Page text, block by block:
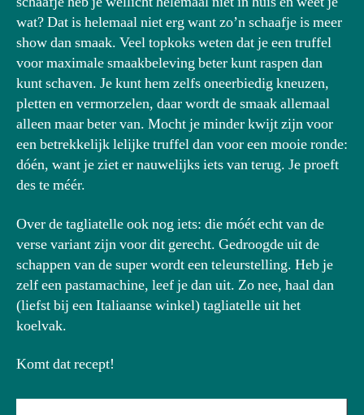
wat? Dat is helemaal niet erg want zo’n schaafje is meer
show dan smaak. Veel topkoks weten dat je een truffel
voor maximale smaakbeleving beter kunt raspen dan
kunt schaven. Je kunt hem zelfs oneerbiedig kneuzen,
pletten en vermorzelen, daar wordt de smaak allemaal
alleen maar beter van. Mocht je minder kwijt zijn voor
een betrekkelijk lelijke truffel dan voor een mooie ronde:
dóén, want je ziet er nauwelijks iets van terug. Je proeft
des te méér.
Over de tagliatelle ook nog iets: die móét echt van de
verse variant zijn voor dit gerecht. Gedroogde uit de
schappen van de super wordt een teleurstelling. Heb je
zelf een pastamachine, leef je dan uit. Zo nee, haal dan
(liefst bij een Italiaanse winkel) tagliatelle uit het
koelvak.
Komt dat recept!